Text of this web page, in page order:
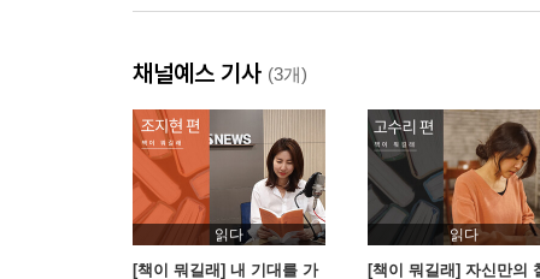
자신을 지키는 최고의 기술, 약해지지 않는 것
위로받을 수 없다면
자기기만에서 풀려나기
자기해방
자기집착을 버리기
자기 자신에 대해 말하기
중요한 게 없다면 지킬 것이 없단다
채널예스 기사 (3개)
읽다
[책이 뭐길래] 내 기대를 가
읽다
[책이 뭐길래] 자신만의